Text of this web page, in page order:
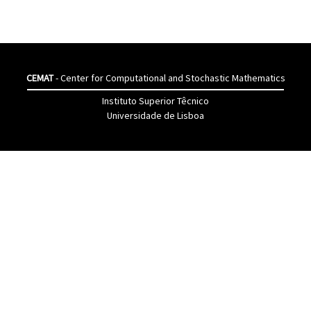
CEMAT- Center for Computational and Stochastic Mathematics
Instituto Superior Têcnico
Universidade de Lisboa